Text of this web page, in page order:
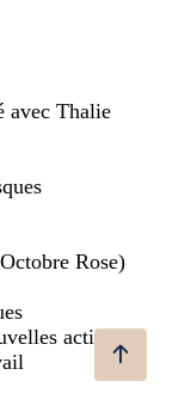
avec Thalie
Rose)
actions